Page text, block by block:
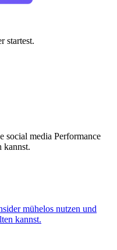
startest.
social media Performance
kannst.
mühelos nutzen und
kannst.